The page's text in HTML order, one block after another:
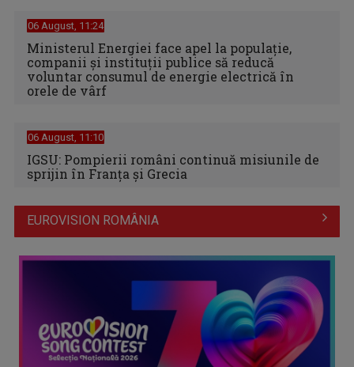
06 August, 11:24
Ministerul Energiei face apel la populație,
companii și instituții publice să reducă
voluntar consumul de energie electrică în
orele de vârf
06 August, 11:10
IGSU: Pompierii români continuă misiunile de
sprijin în Franţa şi Grecia
EUROVISION ROMÂNIA